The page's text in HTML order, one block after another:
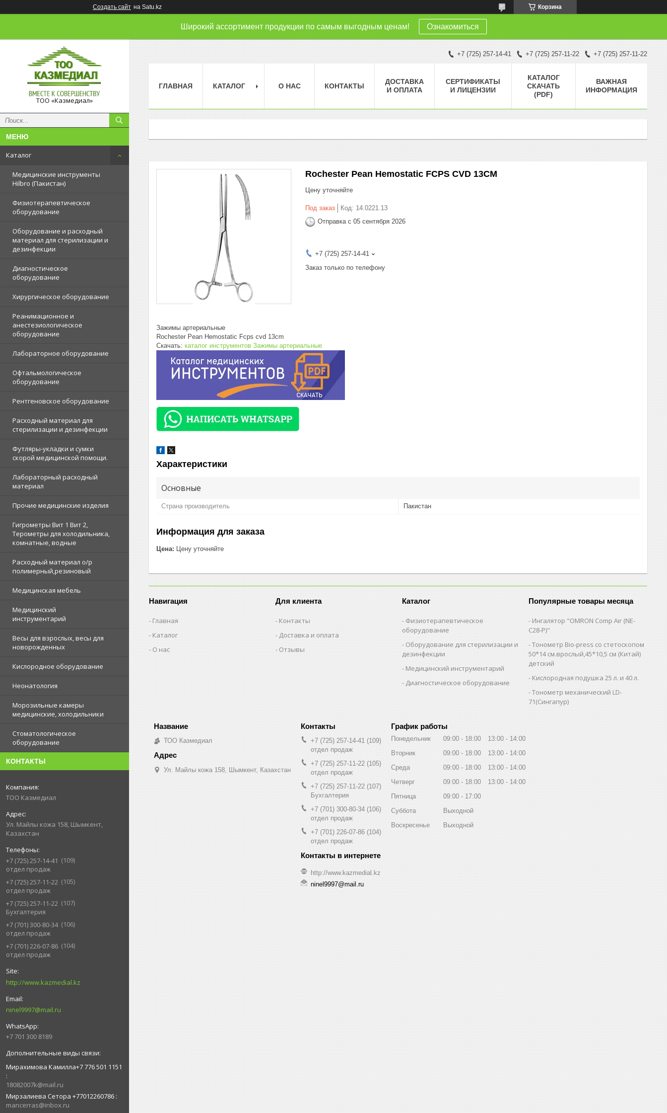
Создать сайт на Satu.kz Корзина
Широкий ассортимент продукции по самым выгодным ценам! Ознакомиться
ТОО «Казмедиал»
Каталог
Медицинские инструменты
Hilbro (Пакистан)
Физиотерапевтическое
оборудование
Оборудование и расходный
материал для стерилизации и
дезинфекции
Диагностическое
оборудование
Хирургическое оборудование
Реанимационное и
анестезиологическое
оборудование
Лабораторное оборудование
Офтальмологическое
оборудование
Рентгеновское оборудование
Расходный материал для
стерилизации и дезинфекции
Футляры-укладки и сумки
скорой медицинской помощи.
Лабораторный расходный
материал
Прочие медицинские изделия
Гигрометры Вит 1 Вит 2,
Терометры для холодильника,
комнатные, водные
Расходный материал о/р
полимерный,резиновый
Медицинская мебель
Медицинский
инструментарий
Весы для взрослых, весы для
новорожденных
Кислородное оборудование
Неонатология
Морозильные камеры
медицинские, холодильники
Стоматологическое
оборудование
КОНТАКТЫ
ТОО Казмедиал
Ул. Майлы кожа 158, Шымкент,
Казахстан
+7 (725) 257-14-41
109
отдел продаж
+7 (725) 257-11-22
105
отдел продаж
+7 (725) 257-11-22
107
Бухгалтерия
+7 (701) 300-80-34
106
отдел продаж
+7 (701) 226-07-86
104
отдел продаж
http://www.kazmedial.kz
ninel9997@mail.ru
+7 701 300 8189
Мирахимова Камилла+7 776 501 1151
18082007k@mail.ru
Мирзалиева Сетора +77012260786
mancerras@inbox.ru
+7 (725) 257-14-41 +7 (725) 257-11-22 +7 (725) 257-11-22
ГЛАВНАЯ КАТАЛОГ О НАС КОНТАКТЫ
ДОСТАВКА
И ОПЛАТА
СЕРТИФИКАТЫ
И ЛИЦЕНЗИИ
КАТАЛОГ
СКАЧАТЬ
(PDF)
ВАЖНАЯ
ИНФОРМАЦИЯ
Rochester Pean Hemostatic FCPS CVD 13CM
Цену уточняйте
Под заказ Код: 14.0221.13
Отправка с 05 сентября 2026
+7 (725) 257-14-41
Заказ только по телефону
Зажимы артериальные
Rochester Pean Hemostatic Fcps cvd 13cm
Скачать: каталог инструментов Зажимы артериальные
Характеристики
Основные
Страна производитель Пакистан
Информация для заказа
Цена: Цену уточняйте
Навигация
Главная
Каталог
О нас
Для клиента
Контакты
Доставка и оплата
Отзывы
Каталог
Физиотерапевтическое
оборудование
Оборудование для стерилизации и
дезинфекции
Медицинский инструментарий
Диагностическое оборудование
Популярные товары месяца
Ингалятор "OMRON Comp Air (NE-
C28-Р)"
Тонометр Bio-press со стетоскопом
50*14 см.врослый,45*10,5 см (Китай)
детский
Кислородная подушка 25 л. и 40 л.
Тонометр механический LD-
71(Сингапур)
ТОО Казмедиал
Ул. Майлы кожа 158, Шымкент, Казахстан
+7 (725) 257-14-41
109
отдел продаж
+7 (725) 257-11-22 105
отдел продаж
+7 (725) 257-11-22 107
Бухгалтерия
+7 (701) 300-80-34 106
отдел продаж
+7 (701) 226-07-86 104
отдел продаж
http://www.kazmedial.kz
ninel9997@mail.ru
График работы
Понедельник 09:00 18:00 13:00
14:00
Вторник
09:00 18:00 13:00
14:00
Среда
09:00 18:00 13:00
14:00
Четверг
09:00 18:00 13:00
14:00
Пятница
09:00
17:00
Суббота
Выходной
Воскресенье
Выходной